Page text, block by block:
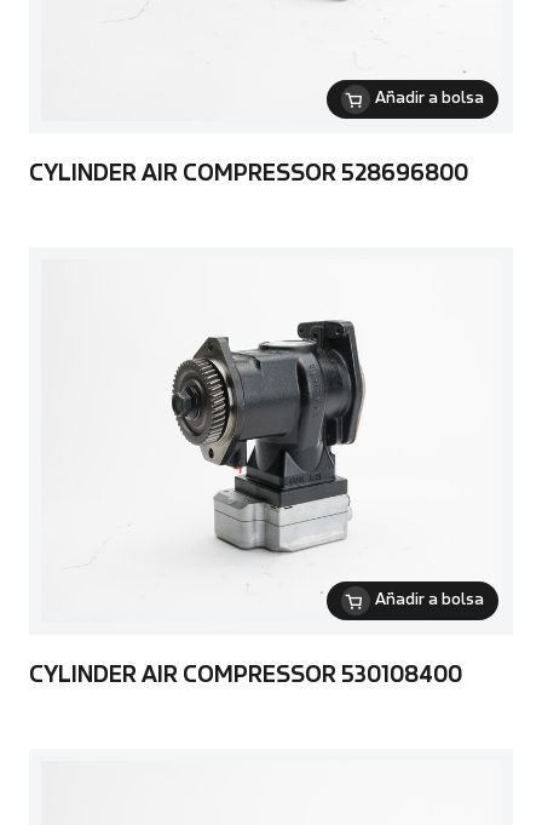
Añadir a bolsa
CYLINDER AIR COMPRESSOR 528696800
Añadir a bolsa
CYLINDER AIR COMPRESSOR 530108400